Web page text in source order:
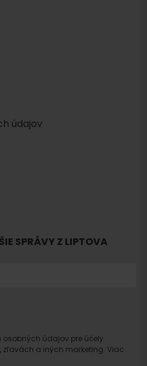
údajov
SPRÁVY Z LIPTOVA
údajov pre účely
a iných marketing. Viac